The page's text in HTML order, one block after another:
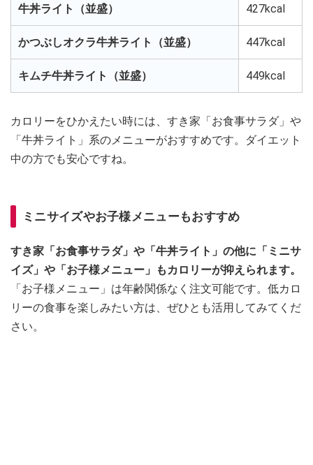
牛丼ライト（並盛） 427kcal
かつぶしオクラ牛丼ライト（並盛） 447kcal
キムチ牛丼ライト（並盛） 449kcal
カロリーをひかえたい時には、すき家「お食事サラダ」や
「牛丼ライト」系のメニューがおすすめです。ダイエット
中の方でも安心ですね。
ミニサイズやお子様メニューもおすすめ
すき家「お食事サラダ」や「牛丼ライト」の他に「ミニサ
イズ」や「お子様メニュー」もカロリーが抑えられます。
「お子様メニュー」は年齢関係なく注文可能です。低カロ
リーの食事を楽しみたい方は、ぜひとも活用してみてくだ
さい。